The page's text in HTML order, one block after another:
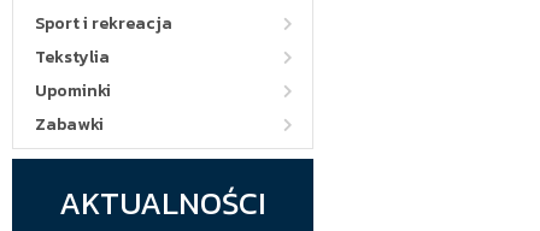
Sport i rekreacja
Tekstylia
Upominki
Zabawki
AKTUALNOŚCI